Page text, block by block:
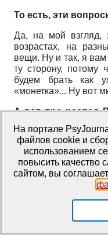
То есть, эти
Да, на мой взгляд,
возрастах, на
вещи. Ну и так, я
ту сторону, потому
будем брать как
«монетка»... Ну вот
А вот про распад
очень заметно,
что даже в каждой
Ну, в разной группе
Это нормально...
год
На портале
файлов cookie и
использованием
повысить качество
сайтом, вы